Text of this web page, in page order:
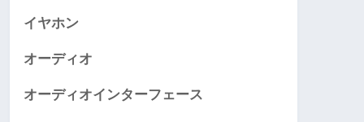
イヤホン
オーディオ
オーディオインターフェース